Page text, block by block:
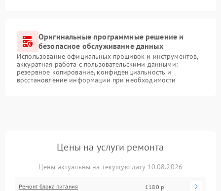
Оригинальные программные решение и
безопасное обслуживание данных
Использование официальных прошивок и инструментов,
аккуратная работа с пользовательскими данными:
резервное копирование, конфиденциальность и
восстановление информации при необходимости
Цены на услуги ремонта
Цены актуальны на текущую дату 10.08.2026
Ремонт блока питания 1180 р